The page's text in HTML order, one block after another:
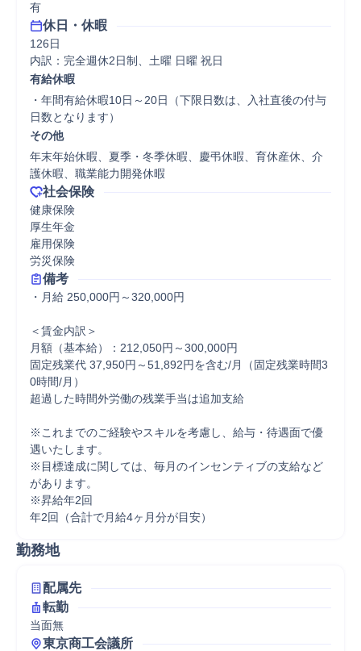
有
休日・休暇
126日
内訳：完全週休2日制、土曜 日曜 祝日
有給休暇
・年間有給休暇10日～20日（下限日数は、入社直後の付与
日数となります）
その他
年末年始休暇、夏季・冬季休暇、慶弔休暇、育休産休、介
護休暇、職業能力開発休暇
社会保険
健康保険
厚生年金
雇用保険
労災保険
備考
・月給 250,000円～320,000円
＜賃金内訳＞
月額（基本給）：212,050円～300,000円
固定残業代 37,950円～51,892円を含む/月（固定残業時間3
0時間/月）
超過した時間外労働の残業手当は追加支給
※これまでのご経験やスキルを考慮し、給与・待遇面で優
遇いたします。
※目標達成に関しては、毎月のインセンティブの支給など
があります。
※昇給年2回
年2回（合計で月給4ヶ月分が目安）
勤務地
配属先
転勤
当面無
東京商工会議所